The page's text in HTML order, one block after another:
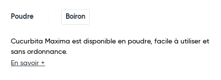
Total
Poudre Boiron
Cucurbita Maxima est disponible en poudre, facile à utiliser et
sans ordonnance.
En savoir +